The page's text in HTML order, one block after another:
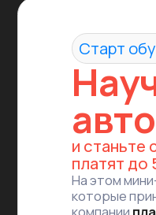
Старт
и станьте
платят до
На этом мини-
которые
компании
Вот